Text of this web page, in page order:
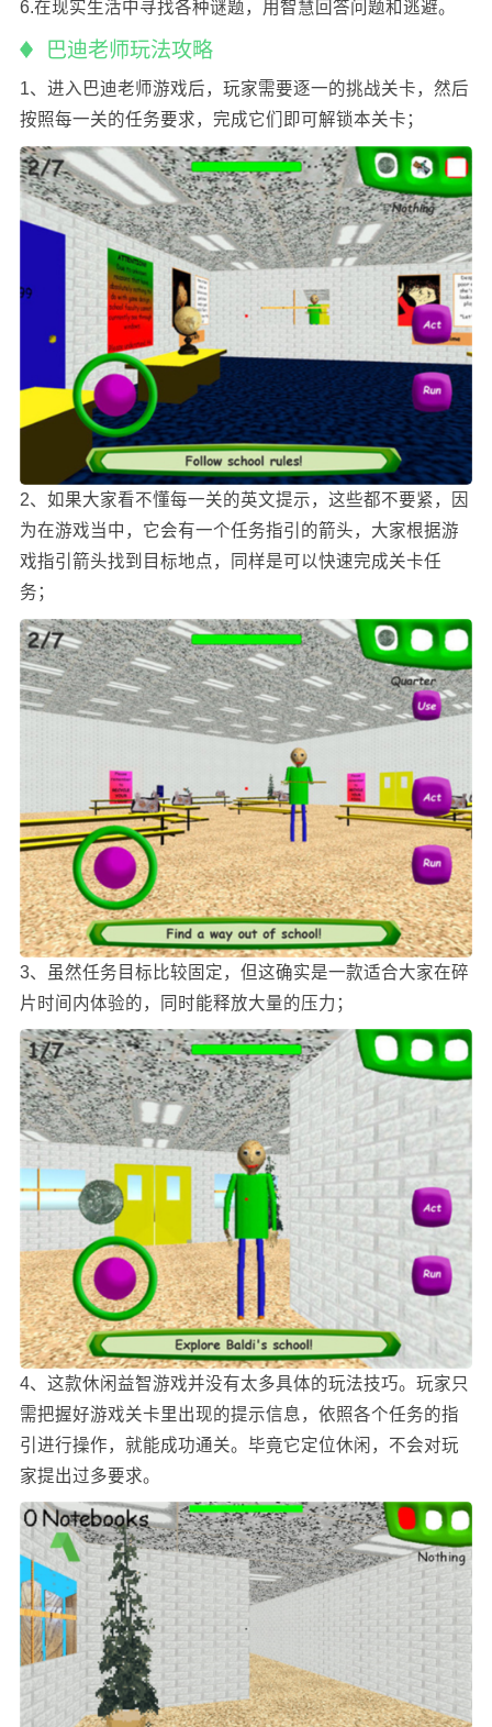
6.在现实生活中寻找各种谜题，用智慧回答问题和逃避。
巴迪老师玩法攻略
1、进入巴迪老师游戏后，玩家需要逐一的挑战关卡，然后
按照每一关的任务要求，完成它们即可解锁本关卡；
2、如果大家看不懂每一关的英文提示，这些都不要紧，因
为在游戏当中，它会有一个任务指引的箭头，大家根据游
戏指引箭头找到目标地点，同样是可以快速完成关卡任
务；
3、虽然任务目标比较固定，但这确实是一款适合大家在碎
片时间内体验的，同时能释放大量的压力；
4、这款休闲益智游戏并没有太多具体的玩法技巧。玩家只
需把握好游戏关卡里出现的提示信息，依照各个任务的指
引进行操作，就能成功通关。毕竟它定位休闲，不会对玩
家提出过多要求。